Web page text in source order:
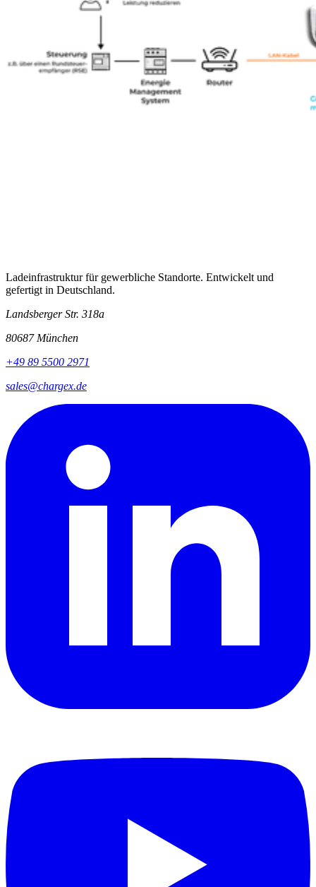
Ladeinfrastruktur für gewerbliche Standorte. Entwickelt und
gefertigt in Deutschland.
Landsberger Str. 318a
80687 München
+49 89 5500 2971
sales@chargex.de